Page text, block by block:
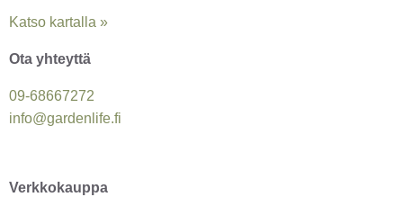
Katso kartalla »
Ota yhteyttä
09-68667272
info@gardenlife.fi
Verkkokauppa